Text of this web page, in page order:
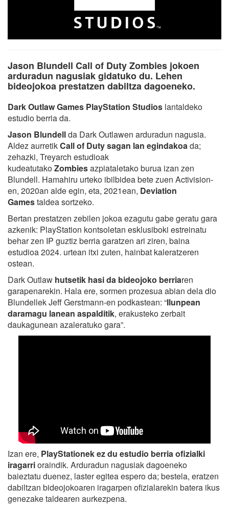
Jason Blundell Call of Duty Zombies jokoen
arduradun nagusiak gidatuko du. Lehen
bideojokoa prestatzen dabiltza dagoeneko.
Dark Outlaw Games PlayStation Studios lantaldeko
estudio berria da.
Jason Blundellda Dark Outlawen arduradun nagusia.
Aldez aurretikCall of Duty sagan lan egindakoada;
zehazki, Treyarch estudioak
kudeatutakoZombiesazpiataletako burua izan zen
Blundell. Hamahiru urteko ibilbidea bete zuen Activision-
en, 2020an alde egin, eta, 2021ean, Deviation
Gamestaldea sortzeko.
Bertan prestatzen zebilen jokoa ezagutu gabe geratu gara
azkenik: PlayStation kontsoletan esklusiboki estreinatu
behar zen IP guztiz berria garatzen ari ziren, baina
estudioa 2024. urtean itxi zuten, hainbat kaleratzeren
ostean.
Dark Outlaw hutsetik hasi da bideojoko berriaren
garapenarekin. Hala ere, sormen prozesua abian dela dio
Blundellek Jeff Gerstmann-en podkastean: “Ilunpean
daramagu lanean aspalditik, erakusteko zerbait
daukagunean azaleratuko gara”.
Izan ere, PlayStationek ez du estudio berria ofizialki
iragarrioraindik. Arduradun nagusiak dagoeneko
baieztatu duenez, laster egitea espero da; bestela, eratzen
dabiltzan bideojokoaren iragarpen ofizialarekin batera ikus
genezake taldearen aurkezpena.